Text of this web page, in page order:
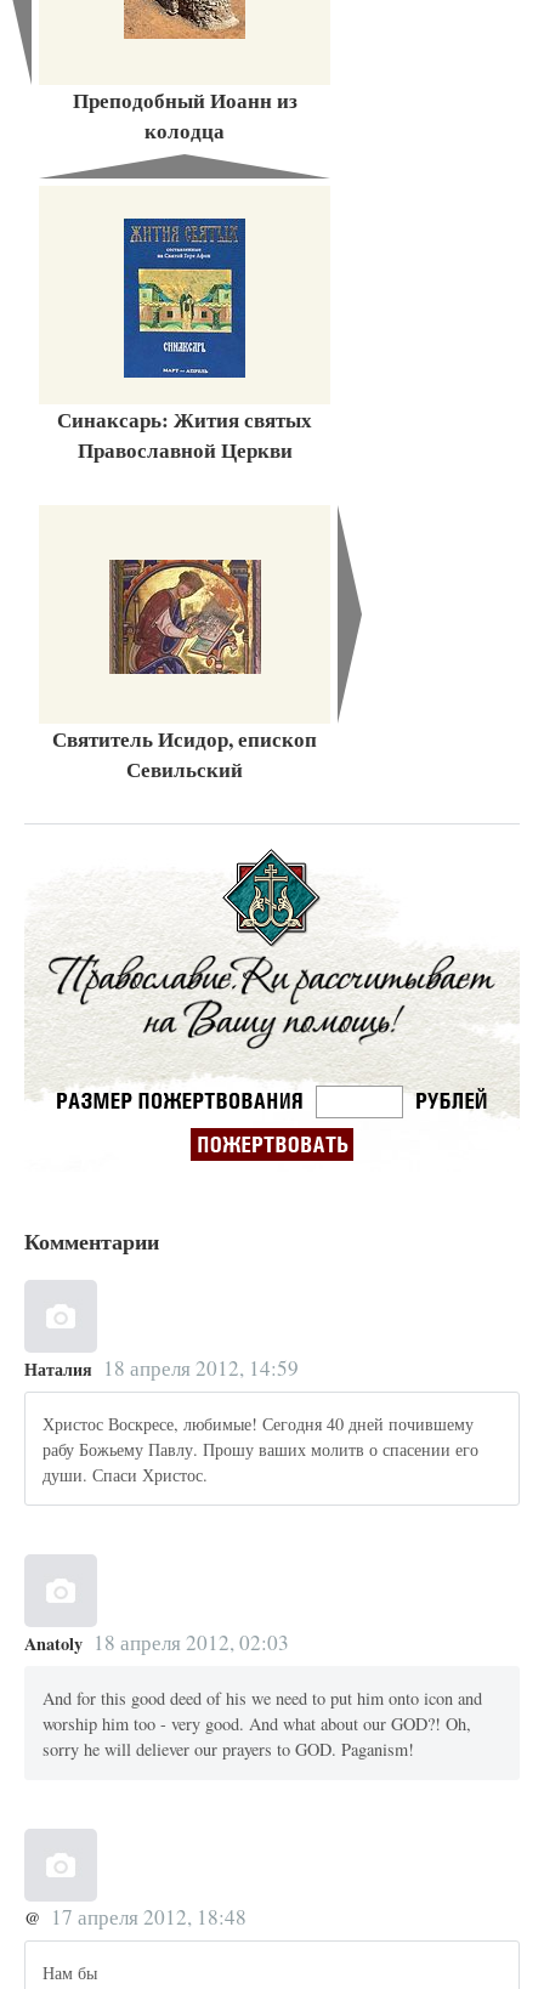
Преподобный Иоанн из
колодца
Синаксарь: Жития святых
Православной Церкви
Святитель Исидор, епископ
Севильский
Комментарии
Наталия 18 апреля 2012, 14:59
Христос Воскресе, любимые! Сегодня 40 дней почившему
рабу Божьему Павлу. Прошу ваших молитв о спасении его
души. Спаси Христос.
Anatoly 18 апреля 2012, 02:03
And for this good deed of his we need to put him onto icon and
worship him too - very good. And what about our GOD?! Oh,
sorry he will deliever our prayers to GOD. Paganism!
@ 17 апреля 2012, 18:48
Нам бы